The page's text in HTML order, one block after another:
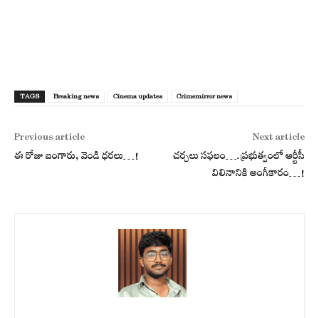
TAGS Breaking news Cinema updates Crimemirror news
Previous article
ఈ రోజు బంగారు, వెండి ధ‌ర‌లు…!
Next article
చ‌ర్చ‌లు స‌ఫ‌లం….ప్ర‌భుత్వంలో ఆర్టీసీ
విలినానికి అంగీకారం…!